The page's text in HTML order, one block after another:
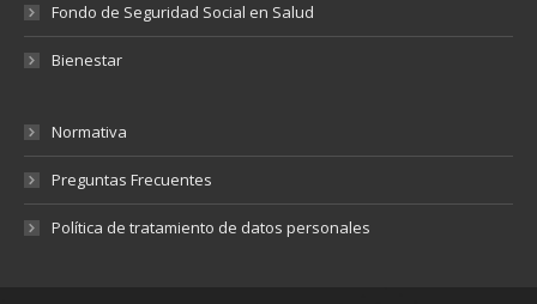
Fondo de Seguridad Social en Salud
Bienestar
Normativa
Preguntas Frecuentes
Política de tratamiento de datos personales